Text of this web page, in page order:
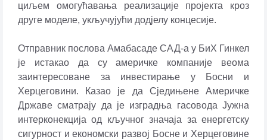
циљем омогућавања реализације пројекта кроз
друге моделе, укључујући дод‌јелу концесије.
Отправник послова Амабасаде САД-а у БиХ Гинкел
је истакао да су америчке компаније веома
заинтересоване за инвестирање у Босни и
Херцеговини. Казао је да Сједињене Америчке
Државе сматрају да је изградња гасовода Јужна
интерконекција од кључног значаја за енергетску
сигурност и економски развој Босне и Херцеговине